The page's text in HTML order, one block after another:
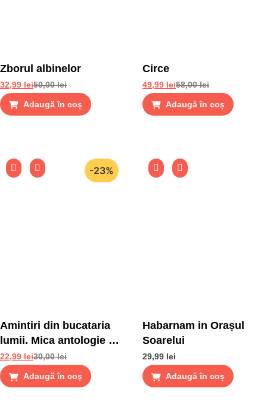
Zborul albinelor
50,00lei
32,99 lei
Adaugă în coș
Circe
58,00lei
49,99 lei
Adaugă în coș
-23%
Amintiri din bucataria
lumii. Mica antologie de
gusturi, stari si gustari
30,00lei
22,99 lei
Adaugă în coș
Habarnam in Orașul
Soarelui
29,99 lei
Adaugă în coș